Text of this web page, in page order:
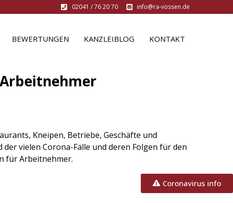
02041 / 76 20 70 info@ra-vossen.de
BEWERTUNGEN KANZLEIBLOG KONTAKT
Coronavirus info
Kneipen, Betriebe, Geschäfte und
vielen Corona-Fälle und deren Folgen für den
für Arbeitnehmer.